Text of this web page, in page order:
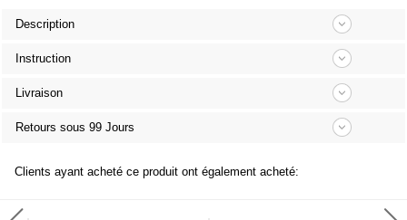
Description
Instruction
Livraison
Retours sous 99 Jours
Clients ayant acheté ce produit ont également acheté: